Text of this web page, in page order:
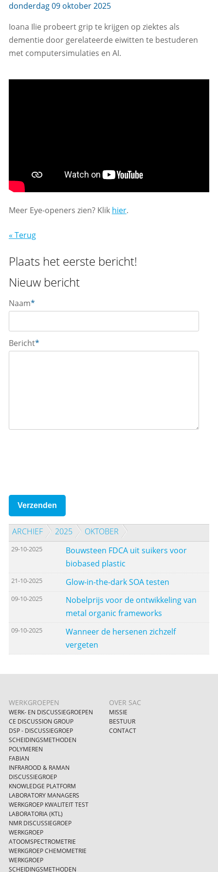
donderdag 09 oktober 2025
Ioana Ilie probeert grip te krijgen op ziektes als
dementie door gerelateerde eiwitten te bestuderen
met computersimulaties en AI.
Meer Eye-openers zien? Klik hier.
« Terug
Plaats het eerste bericht!
Nieuw bericht
Naam*
Bericht*
Verzenden
ARCHIEF 2025 OKTOBER
29-10-2025
Bouwsteen FDCA uit suikers voor
biobased plastic
21-10-2025 Glow-in-the-dark SOA testen
09-10-2025
Nobelprijs voor de ontwikkeling van
metal organic frameworks
09-10-2025
Wanneer de hersenen zichzelf
vergeten
WERKGROEPEN
WERK- EN DISCUSSIEGROEPEN
CE DISCUSSION GROUP
DSP - DISCUSSIEGROEP
SCHEIDINGSMETHODEN
POLYMEREN
FABIAN
INFRAROOD & RAMAN
DISCUSSIEGROEP
KNOWLEDGE PLATFORM
LABORATORY MANAGERS
WERKGROEP KWALITEIT TEST
LABORATORIA (KTL)
NMR DISCUSSIEGROEP
WERKGROEP
ATOOMSPECTROMETRIE
WERKGROEP CHEMOMETRIE
WERKGROEP
SCHEIDINGSMETHODEN
OVER SAC
MISSIE
BESTUUR
CONTACT